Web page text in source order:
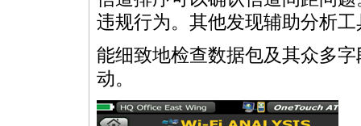
违规行为。其他发现辅助分析
能细致地检查数据包及其众多
动。